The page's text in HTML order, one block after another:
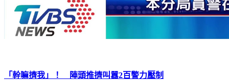
「幹嘛擠我」！ 陣頭推擠叫囂2百警力壓制